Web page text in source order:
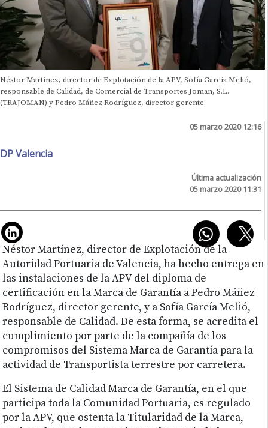
Néstor Martínez, director de Explotación de la APV, Sofía García Melió,
responsable de Calidad, de Comercial de Transportes Joman, S.L.
(TRAJOMAN) y Pedro Máñez Rodríguez, director gerente.
05 marzo 2020 12:16
DP Valencia
Última actualización
05 marzo 2020 11:31
Néstor Martínez, director de Explotación de la
Autoridad Portuaria de Valencia, ha hecho entrega en
las instalaciones de la APV del diploma de
certificación en la Marca de Garantía a Pedro Máñez
Rodríguez, director gerente, y a Sofía García Melió,
responsable de Calidad. De esta forma, se acredita el
cumplimiento por parte de la compañía de los
compromisos del Sistema Marca de Garantía para la
actividad de Transportista terrestre por carretera.
El Sistema de Calidad Marca de Garantía, en el que
participa toda la Comunidad Portuaria, es regulado
por la APV, que ostenta la Titularidad de la Marca,